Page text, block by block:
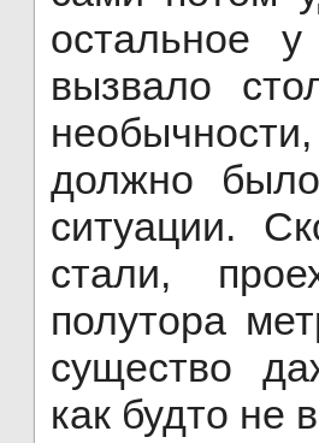
остальное
вызвало
должно
ситуации.
стали,
полутора
существо
как будто не